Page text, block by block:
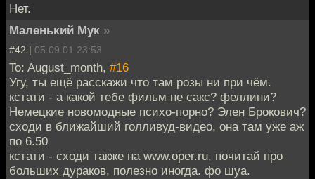
Нет.
Маленький Мук »
#42 | 05.09.01 23:53
To: August_month, #16
Угу, ты ещё расскажи что там розы ни при чём.
кстати - а какой тебе фильм не сакс? феллини?
Немецкие новомодные психо-порно? Элен Брокович?
сходи в ближайший голливуд-видео, она там уже аж
по 6.50
кстати - сходи также на www.oper.ru, почитай про
больших дураков, полезно иногда. фо шуа.